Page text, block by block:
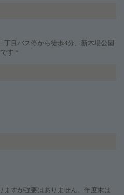
丁目バス停から徒歩4分、新木場公園
す＊
すが強要はありません。年度末は